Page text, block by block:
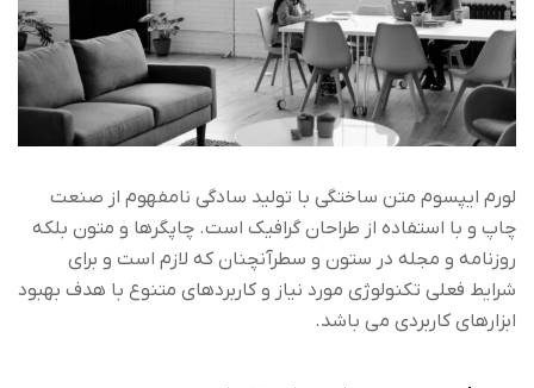
لورم ایپسوم متن ساختگی با تولید سادگی نامفهوم از صنعت
چاپ و با استفاده از طراحان گرافیک است. چاپگرها و متون بلکه
روزنامه و مجله در ستون و سطرآنچنان که لازم است و برای
شرایط فعلی تکنولوژی مورد نیاز و کاربردهای متنوع با هدف بهبود
ابزارهای کاربردی می باشد.